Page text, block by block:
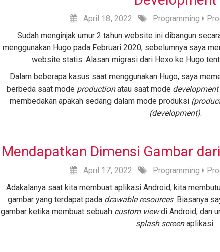
April 18, 2022 Programming
Sudah menginjak umur 2 tahun website ini dibangun
menggunakan Hugo pada Februari 2020, sebelumnya saya
website statis. Alasan migrasi dari Hexo ke Hugo
Dalam beberapa kasus saat menggunakan Hugo, saya
berbeda saat mode productionatau saat mode development
membedakan apakah sedang dalam mode produksi
(development).
Mendapatkan Dimensi Gambar
April 17, 2022 Programming
Adakalanya saat kita membuat aplikasi Android, kita
gambar yang terdapat pada drawable resources. Biasanya
gambar ketika membuat sebuah custom viewdi Android, dan
splash screenaplikasi.